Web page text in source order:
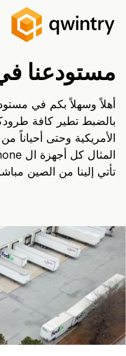
مستودعنا
بالضبط تطير كافة
الأمريكية وحتى أحياناً
تأتي إلينا من الصين